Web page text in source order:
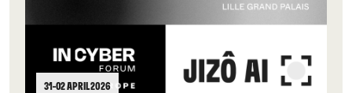
31–02 APRIL 2026